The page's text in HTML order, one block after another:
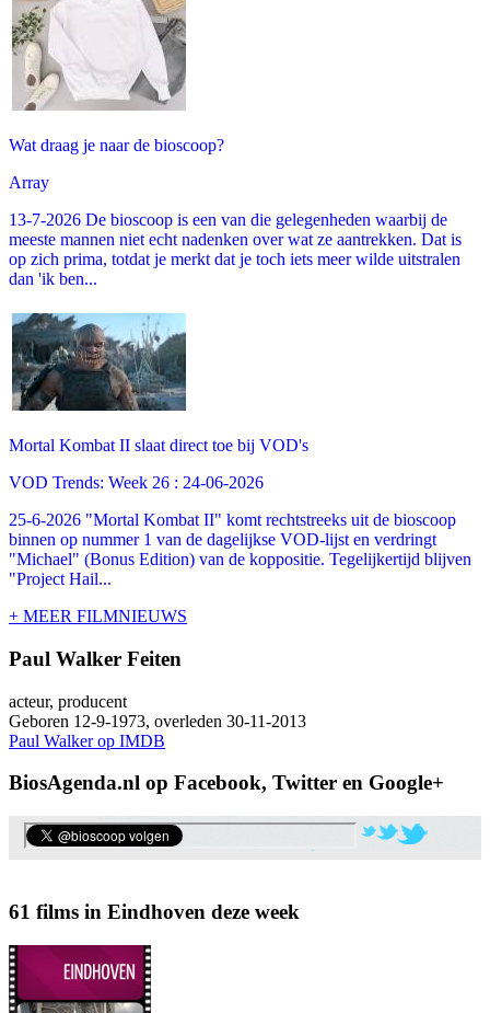
Wat draag je naar de bioscoop?
Array
13-7-2026 De bioscoop is een van die gelegenheden waarbij de
meeste mannen niet echt nadenken over wat ze aantrekken. Dat is
op zich prima, totdat je merkt dat je toch iets meer wilde uitstralen
dan 'ik ben...
Mortal Kombat II slaat direct toe bij VOD's
VOD Trends: Week 26 : 24-06-2026
25-6-2026 "Mortal Kombat II" komt rechtstreeks uit de bioscoop
binnen op nummer 1 van de dagelijkse VOD-lijst en verdringt
"Michael" (Bonus Edition) van de koppositie. Tegelijkertijd blijven
"Project Hail...
+ MEER FILMNIEUWS
Paul Walker Feiten
acteur, producent
Geboren 12-9-1973, overleden 30-11-2013
Paul Walker op IMDB
BiosAgenda.nl op Facebook, Twitter en Google+
61 films in Eindhoven deze week